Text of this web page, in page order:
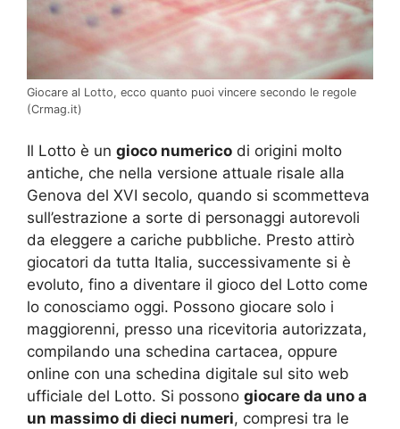
Giocare al Lotto, ecco quanto puoi vincere secondo le regole
(Crmag.it)
Il Lotto è un gioco numerico di origini molto
antiche, che nella versione attuale risale alla
Genova del XVI secolo, quando si scommetteva
sull’estrazione a sorte di personaggi autorevoli
da eleggere a cariche pubbliche. Presto attirò
giocatori da tutta Italia, successivamente si è
evoluto, fino a diventare il gioco del Lotto come
lo conosciamo oggi. Possono giocare solo i
maggiorenni, presso una ricevitoria autorizzata,
compilando una schedina cartacea, oppure
online con una schedina digitale sul sito web
ufficiale del Lotto. Si possono giocare da uno a
un massimo di dieci numeri, compresi tra le